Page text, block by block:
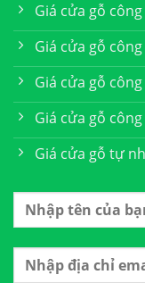
Giá cửa gỗ
Giá cửa gỗ
Giá cửa gỗ
Giá cửa gỗ
Giá cửa gỗ tự